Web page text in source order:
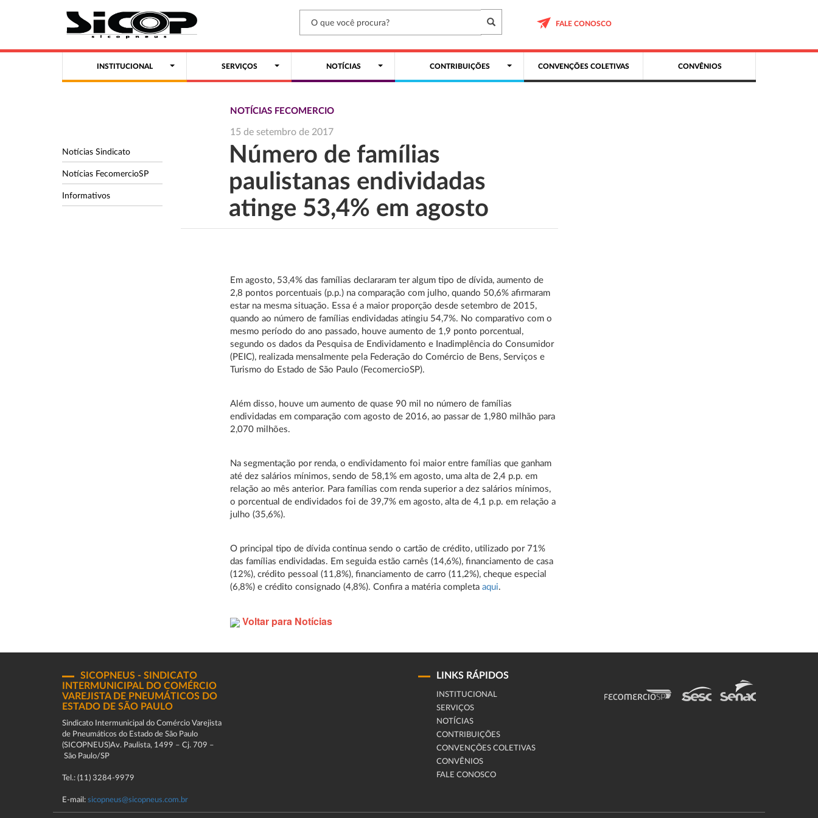
FALE CONOSCO
INSTITUCIONAL SERVIÇOS NOTÍCIAS CONTRIBUIÇÕES CONVENÇÕES COLETIVAS CONVÊNIOS
Notícias Sindicato
Notícias FecomercioSP
Informativos
NOTÍCIAS FECOMERCIO
15 de setembro de 2017
Número de famílias
paulistanas endividadas
atinge 53,4% em agosto
Em agosto, 53,4% das famílias declararam ter algum tipo de dívida, aumento de
2,8 pontos porcentuais (p.p.) na comparação com julho, quando 50,6% afirmaram
estar na mesma situação. Essa é a maior proporção desde setembro de 2015,
quando ao número de famílias endividadas atingiu 54,7%. No comparativo com o
mesmo período do ano passado, houve aumento de 1,9 ponto porcentual,
segundo os dados da Pesquisa de Endividamento e Inadimplência do Consumidor
(PEIC), realizada mensalmente pela Federação do Comércio de Bens, Serviços e
Turismo do Estado de São Paulo (FecomercioSP).
Além disso, houve um aumento de quase 90 mil no número de famílias
endividadas em comparação com agosto de 2016, ao passar de 1,980 milhão para
2,070 milhões.
Na segmentação por renda, o endividamento foi maior entre famílias que ganham
até dez salários mínimos, sendo de 58,1% em agosto, uma alta de 2,4 p.p. em
relação ao mês anterior. Para famílias com renda superior a dez salários mínimos,
o porcentual de endividados foi de 39,7% em agosto, alta de 4,1 p.p. em relação a
julho (35,6%).
O principal tipo de dívida continua sendo o cartão de crédito, utilizado por 71%
das famílias endividadas. Em seguida estão carnês (14,6%), financiamento de casa
(12%), crédito pessoal (11,8%), financiamento de carro (11,2%), cheque especial
(6,8%) e crédito consignado (4,8%). Confira a matéria completaaqui.
Voltar para Notícias
SICOPNEUS - SINDICATO
INTERMUNICIPAL DO COMÉRCIO
VAREJISTA DE PNEUMÁTICOS DO
ESTADO DE SÃO PAULO
Sindicato Intermunicipal do Comércio Varejista
de Pneumáticos do Estado de São Paulo
(SICOPNEUS)Av. Paulista, 1499 – Cj. 709 –
São Paulo/SP
Tel.: (11) 3284-9979
E-mail: sicopneus@sicopneus.com.br
LINKS RÁPIDOS
INSTITUCIONAL
SERVIÇOS
NOTÍCIAS
CONTRIBUIÇÕES
CONVENÇÕES COLETIVAS
CONVÊNIOS
FALE CONOSCO